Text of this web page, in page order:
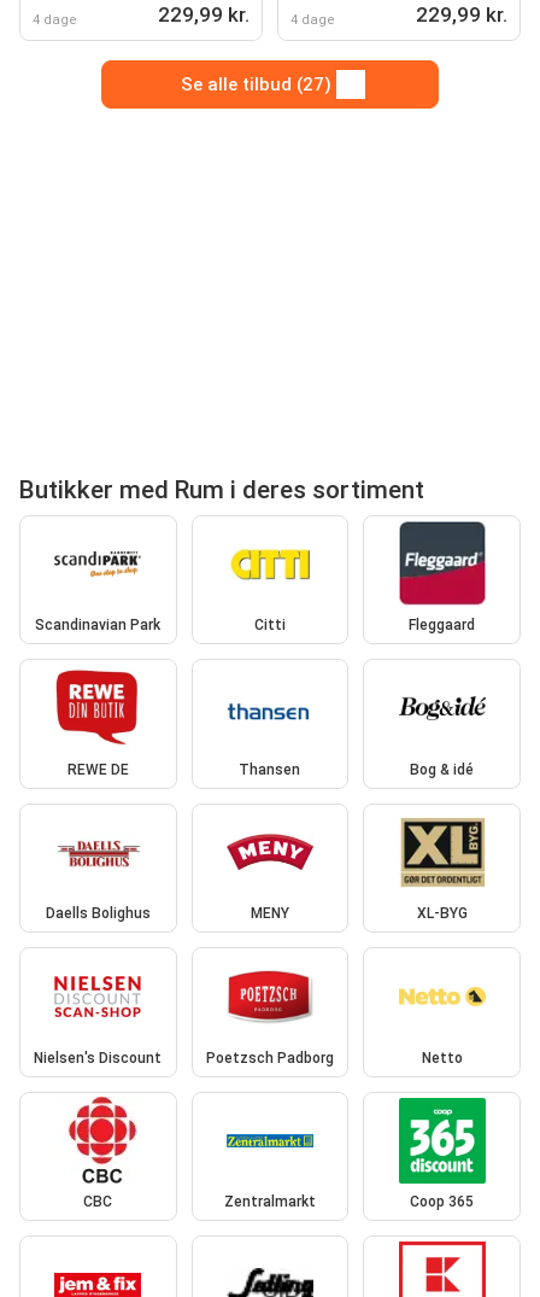
4 dage 229,99 kr. 4 dage 229,99 kr.
Se alle tilbud (27)
Butikker med Rum i deres sortiment
Scandinavian Park Citti Fleggaard
REWE DE Thansen Bog & idé
Daells Bolighus MENY XL-BYG
Nielsen's Discount Poetzsch Padborg Netto
CBC Zentralmarkt Coop 365